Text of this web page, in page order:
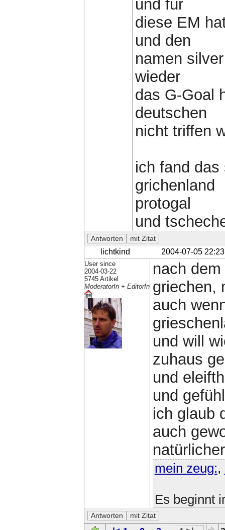
und für
diese EM
und den
namen
wieder
das G-Goal
deutschen
nicht triffen
ich fand
grichenland
protogal
und
lichtkind 2004-07-05 22:23
User since
2004-03-22
5745 Artikel
ModeratorIn + EditorIn
nach
griechen,
auch
und will
zuhaus
und
und
ich glaub
auch
mein zeug:,
Es beginnt